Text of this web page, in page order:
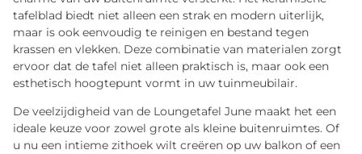
tafelblad biedt niet alleen een strak en modern uiterlijk,
maar is ook eenvoudig te reinigen en bestand tegen
krassen en vlekken. Deze combinatie van materialen zorgt
ervoor dat de tafel niet alleen praktisch is, maar ook een
esthetisch hoogtepunt vormt in uw tuinmeubilair.
De veelzijdigheid van de Loungetafel June maakt het een
ideale keuze voor zowel grote als kleine buitenruimtes. Of
u nu een intieme zithoek wilt creëren op uw balkon of een